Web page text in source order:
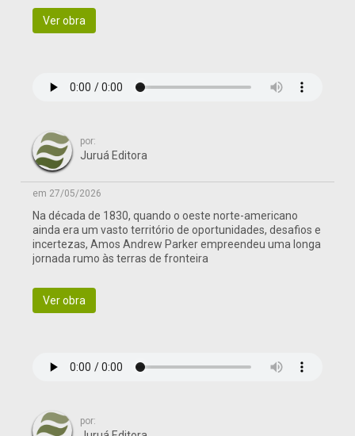
Ver obra
por:
Juruá Editora
em 27/05/2026
Na década de 1830, quando o oeste norte-americano
ainda era um vasto território de oportunidades, desafios e
incertezas, Amos Andrew Parker empreendeu uma longa
jornada rumo às terras de fronteira
Ver obra
por: